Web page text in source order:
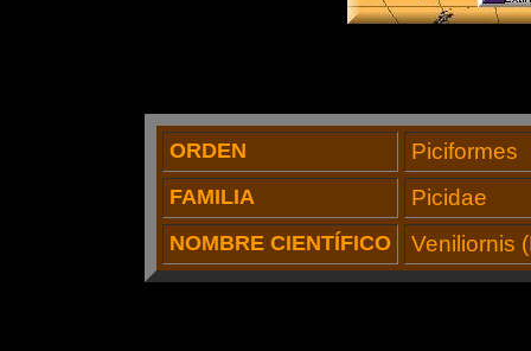
ORDEN Piciformes
FAMILIA Picidae
NOMBRE CIENTÍFICO Veniliornis